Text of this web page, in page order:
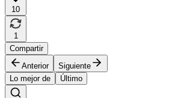
10
1
Compartir
Anterior
Siguiente
Lo mejor de
Último